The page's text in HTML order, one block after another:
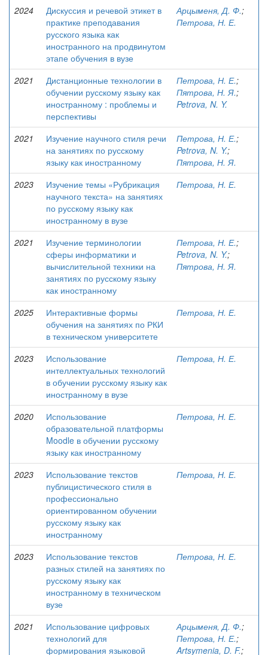
2024
Дискуссия и речевой этикет в
практике преподавания
русского языка как
иностранного на продвинутом
этапе обучения в вузе
Арцыменя, Д. Ф.;
Петрова, Н. Е.
2021
Дистанционные технологии в
обучении русскому языку как
иностранному : проблемы и
перспективы
Петрова, Н. Е.;
Пятрова, Н. Я.;
Petrova, N. Y.
2021
Изучение научного стиля речи
на занятиях по русскому
языку как иностранному
Петрова, Н. Е.;
Petrova, N. Y.;
Пятрова, Н. Я.
2023
Изучение темы «Рубрикация
научного текста» на занятиях
по русскому языку как
иностранному в вузе
Петрова, Н. Е.
2021
Изучение терминологии
сферы информатики и
вычислительной техники на
занятиях по русскому языку
как иностранному
Петрова, Н. Е.;
Petrova, N. Y.;
Пятрова, Н. Я.
2025
Интерактивные формы
обучения на занятиях по РКИ
в техническом университете
Петрова, Н. Е.
2023
Использование
интеллектуальных технологий
в обучении русскому языку как
иностранному в вузе
Петрова, Н. Е.
2020
Использование
образовательной платформы
Moodle в обучении русскому
языку как иностранному
Петрова, Н. Е.
2023
Использование текстов
публицистического стиля в
профессионально
ориентированном обучении
русскому языку как
иностранному
Петрова, Н. Е.
2023
Использование текстов
разных стилей на занятиях по
русскому языку как
иностранному в техническом
вузе
Петрова, Н. Е.
2021
Использование цифровых
технологий для
формирования языковой
Арцыменя, Д. Ф.;
Петрова, Н. Е.;
Artsymenia, D. F.;